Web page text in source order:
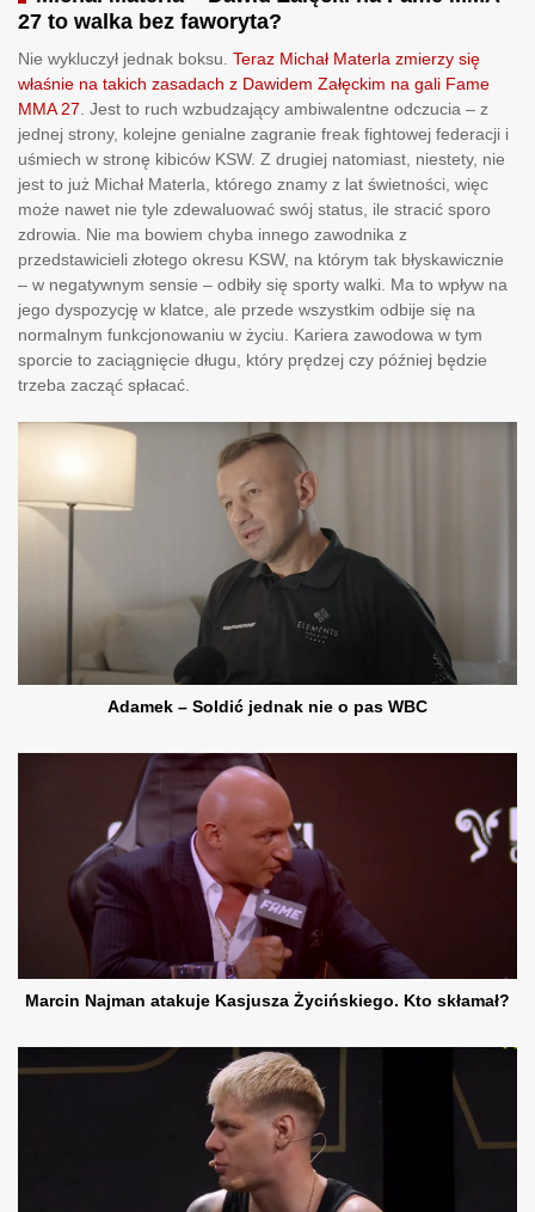
27 to walka bez faworyta?
Nie wykluczył jednak boksu. Teraz Michał Materla zmierzy się
właśnie na takich zasadach z Dawidem Załęckim na gali Fame
MMA 27 . Jest to ruch wzbudzający ambiwalentne odczucia – z
jednej strony, kolejne genialne zagranie freak fightowej federacji i
uśmiech w stronę kibiców KSW. Z drugiej natomiast, niestety, nie
jest to już Michał Materla, którego znamy z lat świetności, więc
może nawet nie tyle zdewaluować swój status, ile stracić sporo
zdrowia. Nie ma bowiem chyba innego zawodnika z
przedstawicieli złotego okresu KSW, na którym tak błyskawicznie
– w negatywnym sensie – odbiły się sporty walki. Ma to wpływ na
jego dyspozycję w klatce, ale przede wszystkim odbije się na
normalnym funkcjonowaniu w życiu. Kariera zawodowa w tym
sporcie to zaciągnięcie długu, który prędzej czy później będzie
trzeba zacząć spłacać.
Adamek – Soldić jednak nie o pas WBC
Marcin Najman atakuje Kasjusza Życińskiego. Kto skłamał?